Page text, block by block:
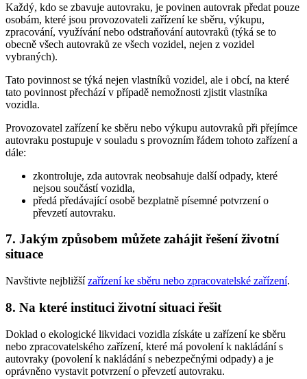
Každý, kdo se zbavuje autovraku, je povinen autovrak předat pouze
osobám, které jsou provozovateli zařízení ke sběru, výkupu,
zpracování, využívání nebo odstraňování autovraků (týká se to
obecně všech autovraků ze všech vozidel, nejen z vozidel
vybraných).
Tato povinnost se týká nejen vlastníků vozidel, ale i obcí, na které
tato povinnost přechází v případě nemožnosti zjistit vlastníka
vozidla.
Provozovatel zařízení ke sběru nebo výkupu autovraků při přejímce
autovraku postupuje v souladu s provozním řádem tohoto zařízení a
dále:
zkontroluje, zda autovrak neobsahuje další odpady, které
nejsou součástí vozidla,
předá předávající osobě bezplatně písemné potvrzení o
převzetí autovraku.
7. Jakým způsobem můžete zahájit řešení životní
situace
Navštivte nejbližšízařízení ke sběru nebo zpracovatelské zařízení.
8. Na které instituci životní situaci řešit
Doklad o ekologické likvidaci vozidla získáte u zařízení ke sběru
nebo zpracovatelského zařízení, které má povolení k nakládání s
autovraky (povolení k nakládání s nebezpečnými odpady) a je
oprávněno vystavit potvrzení o převzetí autovraku.